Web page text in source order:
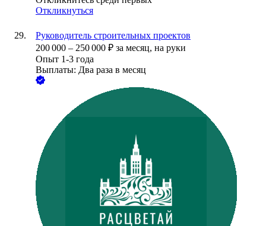
Откликнуться
Руководитель строительных проектов
200 000 – 250 000 ₽ за месяц, на руки
Опыт 1-3 года
Выплаты: Два раза в месяц